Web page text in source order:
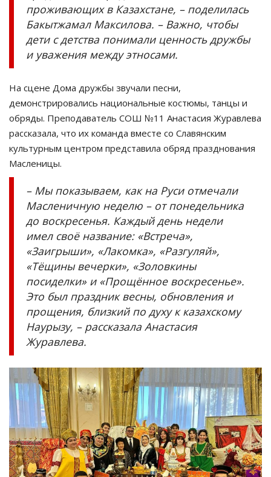
проживающих в Казахстане, – поделилась
Бакытжамал Максилова. – Важно, чтобы
дети с детства понимали ценность дружбы
и уважения между этносами.
На сцене Дома дружбы звучали песни,
демонстрировались национальные костюмы, танцы и
обряды. Преподаватель СОШ №11 Анастасия Журавлева
рассказала, что их команда вместе со Славянским
культурным центром представила обряд празднования
Масленицы.
– Мы показываем, как на Руси отмечали
Масленичную неделю – от понедельника
до воскресенья. Каждый день недели
имел своё название: «Встреча»,
«Заигрыши», «Лакомка», «Разгуляй»,
«Тёщины вечерки», «Золовкины
посиделки» и «Прощённое воскресенье».
Это был праздник весны, обновления и
прощения, близкий по духу к казахскому
Наурызу, – рассказала Анастасия
Журавлева.